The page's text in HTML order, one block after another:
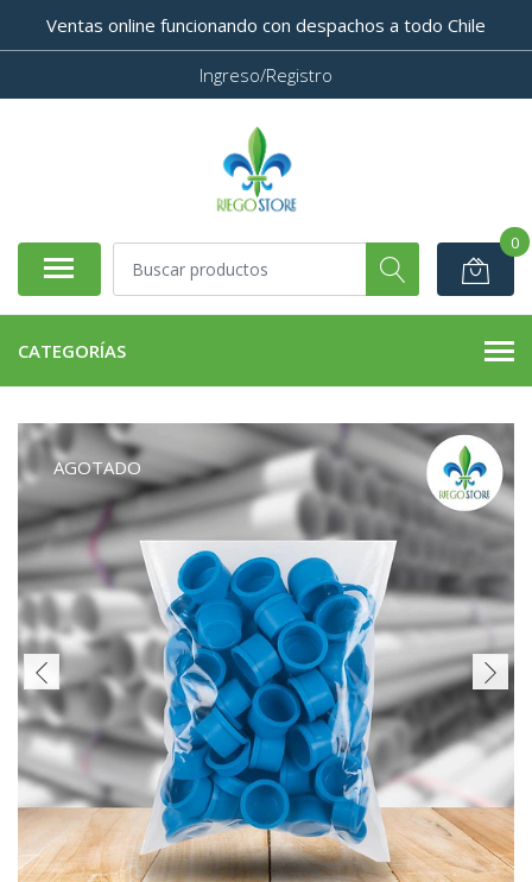
Ventas online funcionando con despachos a todo Chile
Ingreso/Registro
0
CATEGORÍAS
AGOTADO